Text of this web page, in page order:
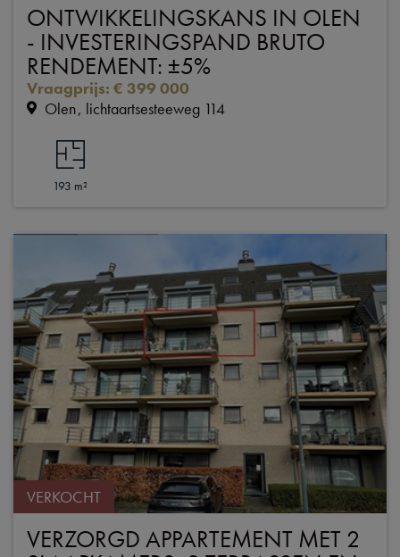
ONTWIKKELINGSKANS IN OLEN
- INVESTERINGSPAND BRUTO
RENDEMENT: ±5%
Vraagprijs: € 399 000
Olen lichtaartsesteeweg 114
193 m²
VERKOCHT
VERZORGD APPARTEMENT MET 2